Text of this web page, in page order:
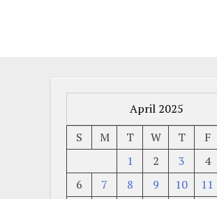
April 2025
S
M T W T F
1
2 3 4
6
7 8 9 10 11